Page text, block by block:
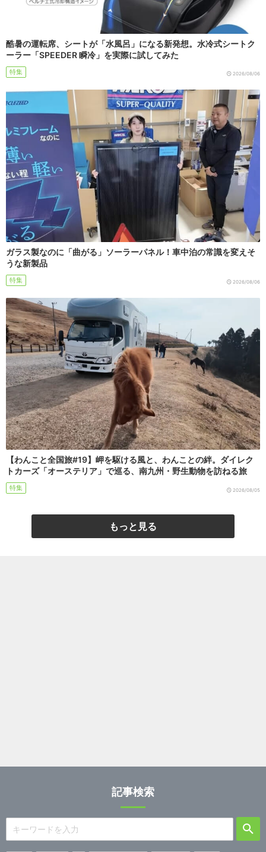
酷暑の運転席、シートが「水風呂」になる新発想。水冷式シートク
ーラー「SPEEDER 瞬冷」を実際に試してみた
特集 2026/08/06
ガラス製なのに「曲がる」ソーラーパネル！車中泊の常識を変えそ
うな新製品
特集 2026/08/06
【わんこと全国旅#19】岬を駆ける風と、わんことの絆。ダイレク
トカーズ「オーステリア」で巡る、南九州・野生動物を訪ねる旅
特集 2026/08/05
もっと見る
記事検索